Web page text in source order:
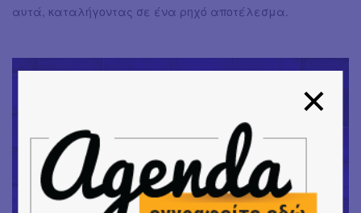
αυτά, καταλήγοντας σε ένα ρηχό αποτέλεσμα.